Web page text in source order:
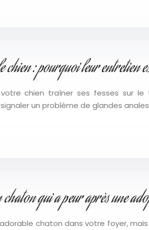
chien : pourquoi leur entretien
chien traîner ses fesses sur
un problème de glandes
qui a peur après une
adorable chaton dans votre foyer,